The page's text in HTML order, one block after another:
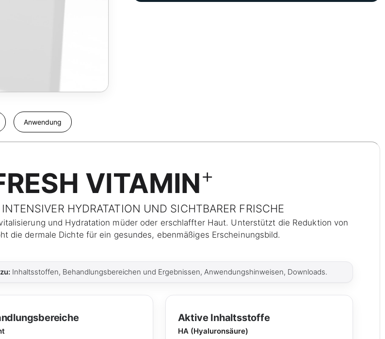
Anwendung
VITAMIN+
HYDRATATION UND SICHTBARER FRISCHE
und Hydratation müder oder erschlaffter Haut. Unterstützt die Reduktion von
die dermale Dichte für ein gesundes, ebenmäßiges Erscheinungsbild.
Inhaltsstoffen, Behandlungsbereichen und Ergebnissen, Anwendungshinweisen, Downloads.
Aktive Inhaltsstoffe
HA (Hyaluronsäure)